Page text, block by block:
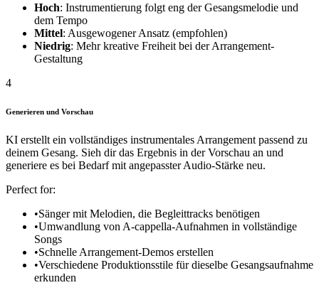
Hoch: Instrumentierung folgt eng der Gesangsmelodie und
dem Tempo
Mittel: Ausgewogener Ansatz (empfohlen)
Niedrig: Mehr kreative Freiheit bei der Arrangement-
Gestaltung
4
Generieren und Vorschau
KI erstellt ein vollständiges instrumentales Arrangement passend zu
deinem Gesang. Sieh dir das Ergebnis in der Vorschau an und
generiere es bei Bedarf mit angepasster Audio-Stärke neu.
Perfect for:
•Sänger mit Melodien, die Begleittracks benötigen
•Umwandlung von A-cappella-Aufnahmen in vollständige
Songs
•Schnelle Arrangement-Demos erstellen
•Verschiedene Produktionsstile für dieselbe Gesangsaufnahme
erkunden